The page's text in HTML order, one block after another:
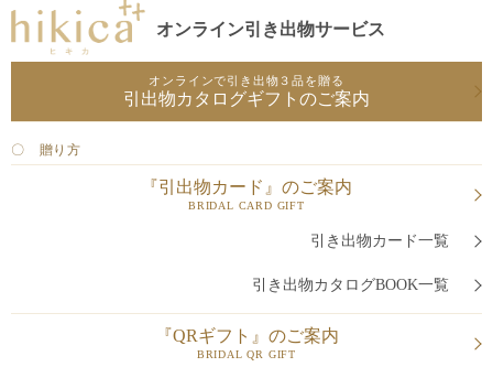
オンライン引き出物サービス
オンラインで引き出物３品を贈る
引出物カタログギフトのご案内
〇 贈り方
『引出物カード』のご案内
BRIDAL CARD GIFT
引き出物カード一覧
引き出物カタログBOOK一覧
『QRギフト』のご案内
BRIDAL QR GIFT